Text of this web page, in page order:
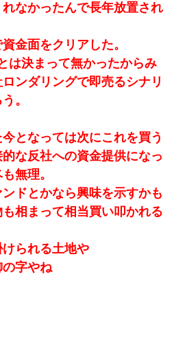
なかったんで長年放置され
金面をクリアした。
は決まって無かったからみ
ンダリングで即売るシナリ
。
となっては次にこれを買う
な反社への資金提供になっ
無理。
ドとかなら興味を示すかも
相まって相当買い叩かれる
られる土地や
字やね